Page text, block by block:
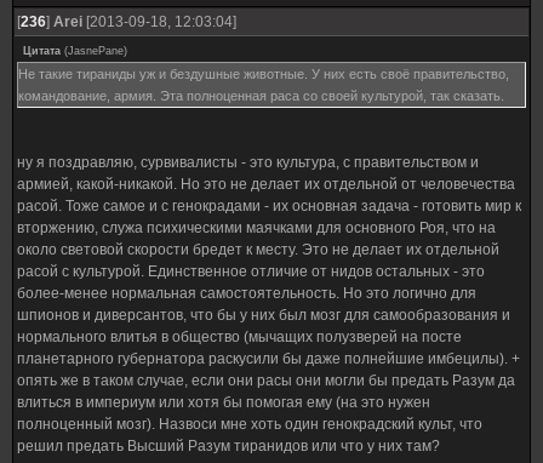
[236] Arei [2013-09-18, 12:03:04]
Цитата (JasnePane)
Не такие тираниды уж и бездушные животные. У них есть своё правительство,
командование, армия. Эта полноценная раса со своей культурой, так сказать.
ну я поздравляю, сурвивалисты - это культура, с правительством и
армией, какой-никакой. Но это не делает их отдельной от человечества
расой. Тоже самое и с генокрадами - их основная задача - готовить мир к
вторжению, служа психическими маячками для основного Роя, что на
около световой скорости бредет к месту. Это не делает их отдельной
расой с культурой. Единственное отличие от нидов остальных - это
более-менее нормальная самостоятельность. Но это логично для
шпионов и диверсантов, что бы у них был мозг для самообразования и
нормального влитья в общество (мычащих полузверей на посте
планетарного губернатора раскусили бы даже полнейшие имбецилы). +
опять же в таком случае, если они расы они могли бы предать Разум да
влиться в империум или хотя бы помогая ему (на это нужен
полноценный мозг). Назвоси мне хоть один генокрадский культ, что
решил предать Высший Разум тиранидов или что у них там?